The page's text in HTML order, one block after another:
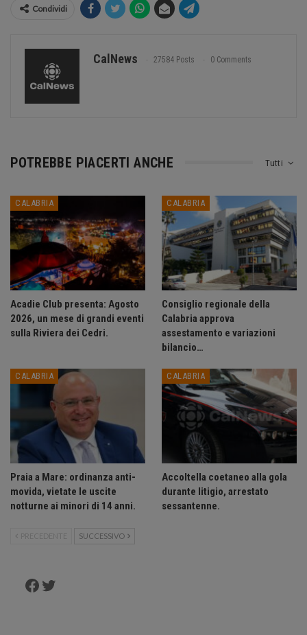
Condividi
CalNews 27584 Posts 0 Comments
Tutti
POTREBBE PIACERTI ANCHE
CALABRIA
Acadie Club presenta: Agosto
2026, un mese di grandi eventi
sulla Riviera dei Cedri.
CALABRIA
Consiglio regionale della
Calabria approva
assestamento e variazioni
bilancio…
CALABRIA
Praia a Mare: ordinanza anti-
movida, vietate le uscite
notturne ai minori di 14 anni.
CALABRIA
Accoltella coetaneo alla gola
durante litigio, arrestato
sessantenne.
PRECEDENTE SUCCESSIVO
Facebook
Twitter